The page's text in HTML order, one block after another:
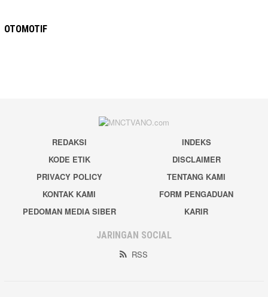
OTOMOTIF
REDAKSI
INDEKS
KODE ETIK
DISCLAIMER
PRIVACY POLICY
TENTANG KAMI
KONTAK KAMI
FORM PENGADUAN
PEDOMAN MEDIA SIBER
KARIR
JARINGAN SOCIAL
RSS